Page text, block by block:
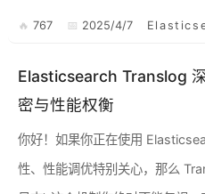
不会立即直接...
767 2025/4/7
Elasticsearch Translog
密与性能权衡
你好！如果你正在使用
性、性能调优特别关心，那么